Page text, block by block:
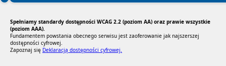
Spełniamy standardy dostępności WCAG 2.2 (poziom AA) oraz prawie wszystkie
(poziom AAA).
Fundamentem powstania obecnego serwisu jest zaoferowanie jak najszerszej
dostępności cyfrowej.
Zapoznaj się Deklaracją dostępności cyfrowej.